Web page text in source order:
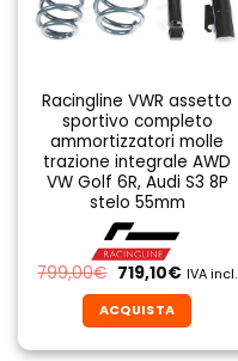
Racingline VWR assetto
sportivo completo
ammortizzatori molle
trazione integrale AWD
VW Golf 6R, Audi S3 8P
stelo 55mm
799,00€ Il
prezzo
originale
era:
799,00€.
719,10€Il
attuale
è:
719,10€.
IVA incl.
ACQUISTA